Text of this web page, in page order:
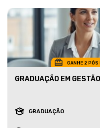
GANHE 2 PÓS
GRADUAÇÃO EM
GRADUAÇÃO